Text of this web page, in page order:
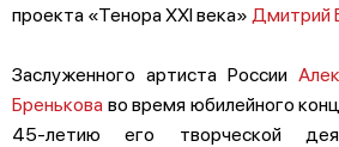
проекта «Тенора XXI века» Дмитрий
Заслуженного артиста России
Бренькова во время юбилейного
45-летию его творческой